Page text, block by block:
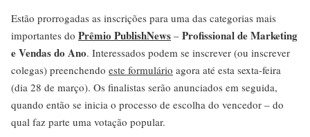
Estão prorrogadas as inscrições para uma das categorias mais
importantes do Prêmio PublishNews – Profissional de Marketing
e Vendas do Ano. Interessados podem se inscrever (ou inscrever
colegas) preenchendo este formulário agora até esta sexta-feira
(dia 28 de março). Os finalistas serão anunciados em seguida,
quando então se inicia o processo de escolha do vencedor – do
qual faz parte uma votação popular.